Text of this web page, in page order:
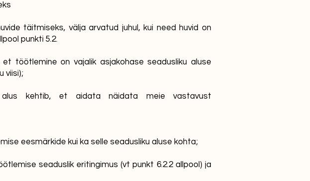
täitmiseks, välja arvatud juhul, kui need huvid on
punkti 5.2.
töötlemine on vajalik asjakohase seadusliku aluse
viisi);
alus kehtib, et aidata näidata meie vastavust
eesmärkide kui ka selle seadusliku aluse kohta;
seaduslik eritingimus (vt punkt 6.2.2 allpool) ja